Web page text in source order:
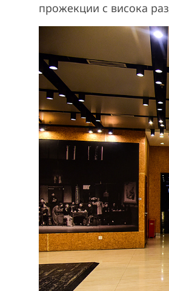
прожекции с висока